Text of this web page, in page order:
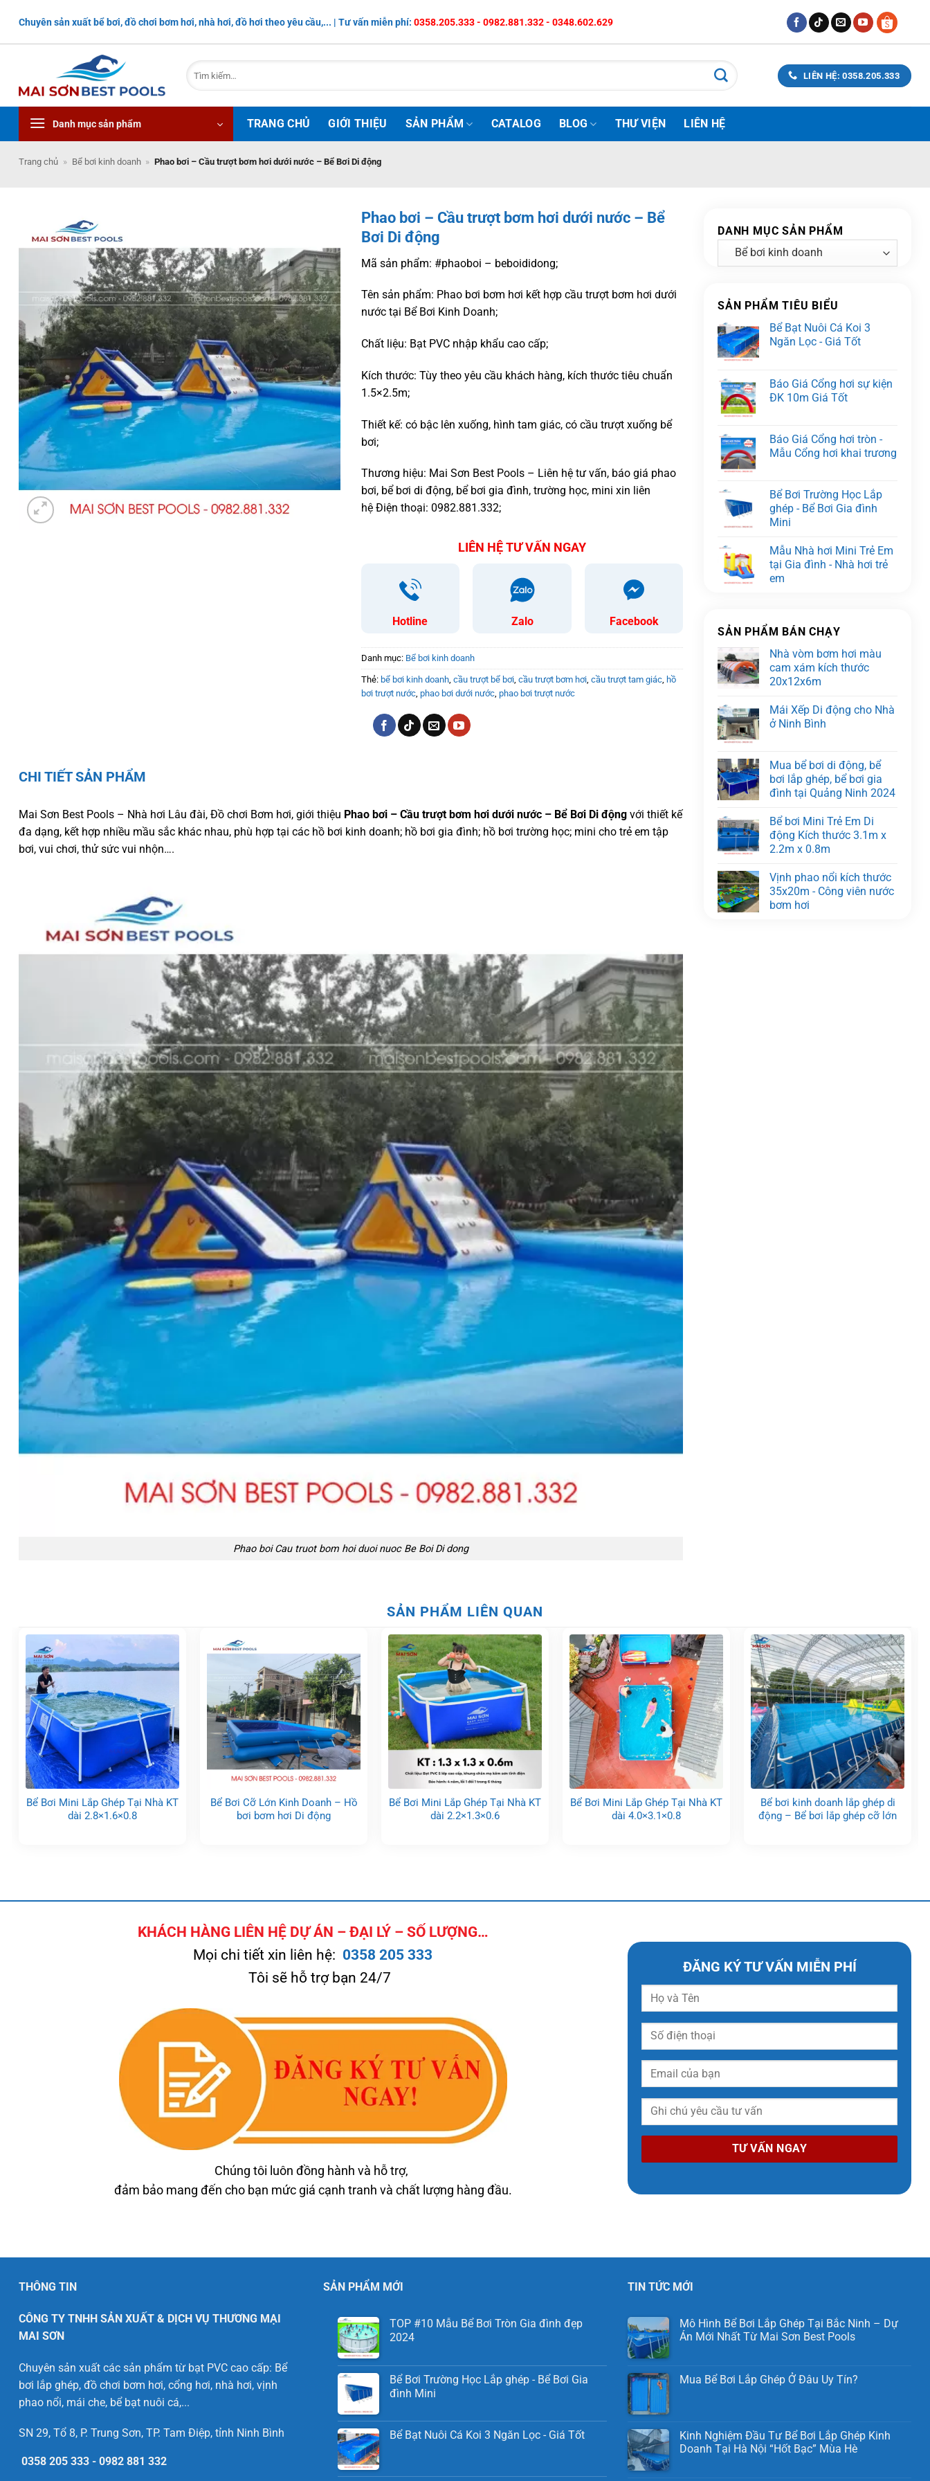
nội
Chuyên sản xuất bể bơi, đồ chơi bơm hơi, nhà hơi, đồ hơi theo yêu cầu,... | Tư vấn miễn phí: 0358.205.333 - 0982.881.332 - 0348.602.629
Tìm
kiếm:
LIÊN HỆ: 0358.205.333
Danh mục sản phẩm TRANG CHỦ GIỚI THIỆU SẢN PHẨM CATALOG BLOG THƯ VIỆN LIÊN HỆ
Trang chủ » Bể bơi kinh doanh » Phao bơi – Cầu trượt bơm hơi dưới nước – Bể Bơi Di động
Phao bơi – Cầu trượt bơm hơi dưới nước – Bể
Bơi Di động
Mã sản phẩm: #phaoboi – beboididong;
Tên sản phẩm: Phao bơi bơm hơi kết hợp cầu trượt bơm hơi dưới
nước tại Bể Bơi Kinh Doanh;
Chất liệu: Bạt PVC nhập khẩu cao cấp;
Kích thước: Tùy theo yêu cầu khách hàng, kích thước tiêu chuẩn
1.5×2.5m;
Thiết kế: có bậc lên xuống, hình tam giác, có cầu trượt xuống bể
bơi;
Thương hiệu: Mai Sơn Best Pools – Liên hệ tư vấn, báo giá phao
bơi, bể bơi di động, bể bơi gia đình, trường học, mini xin liên
hệ Điện thoại: 0982.881.332;
LIÊN HỆ TƯ VẤN NGAY
Hotline Zalo Facebook
Danh mục: Bể bơi kinh doanh
Thẻ: bể bơi kinh doanh, cầu trượt bể bơi, cầu trượt bơm hơi, cầu trượt tam giác, hồ
bơi trượt nước, phao bơi dưới nước, phao bơi trượt nước
CHI TIẾT SẢN PHẨM
Mai Sơn Best Pools – Nhà hơi Lâu đài, Đồ chơi Bơm hơi, giới thiệu Phao bơi – Cầu trượt bơm hơi dưới nước – Bể Bơi Di động với thiết kế
đa dạng, kết hợp nhiều mầu sắc khác nhau, phù hợp tại các hồ bơi kinh doanh; hồ bơi gia đình; hồ bơi trường học; mini cho trẻ em tập
bơi, vui chơi, thử sức vui nhộn….
Phao boi Cau truot bom hoi duoi nuoc Be Boi Di dong
DANH MỤC SẢN PHẨM
SẢN PHẨM TIÊU BIỂU
Bể Bạt Nuôi Cá Koi 3
Ngăn Lọc - Giá Tốt
Báo Giá Cổng hơi sự kiện
ĐK 10m Giá Tốt
Báo Giá Cổng hơi tròn -
Mẫu Cổng hơi khai trương
Bể Bơi Trường Học Lắp
ghép - Bể Bơi Gia đình
Mini
Mẫu Nhà hơi Mini Trẻ Em
tại Gia đình - Nhà hơi trẻ
em
SẢN PHẨM BÁN CHẠY
Nhà vòm bơm hơi màu
cam xám kích thước
20x12x6m
Mái Xếp Di động cho Nhà
ở Ninh Bình
Mua bể bơi di động, bể
bơi lắp ghép, bể bơi gia
đình tại Quảng Ninh 2024
Bể bơi Mini Trẻ Em Di
động Kích thước 3.1m x
2.2m x 0.8m
Vịnh phao nổi kích thước
35x20m - Công viên nước
bơm hơi
SẢN PHẨM LIÊN QUAN
Bể Bơi Mini Lắp Ghép Tại Nhà KT
dài 2.8×1.6×0.8
Bể Bơi Cỡ Lớn Kinh Doanh – Hồ
bơi bơm hơi Di động
Bể Bơi Mini Lắp Ghép Tại Nhà KT
dài 2.2×1.3×0.6
Bể Bơi Mini Lắp Ghép Tại Nhà KT
dài 4.0×3.1×0.8
Bể bơi kinh doanh lắp ghép di
động – Bể bơi lắp ghép cỡ lớn
KHÁCH HÀNG LIÊN HỆ DỰ ÁN – ĐẠI LÝ – SỐ LƯỢNG…
Mọi chi tiết xin liên hệ: 0358 205 333
Tôi sẽ hỗ trợ bạn 24/7
Chúng tôi luôn đồng hành và hỗ trợ,
đảm bảo mang đến cho bạn mức giá cạnh tranh và chất lượng hàng đầu.
ĐĂNG KÝ TƯ VẤN MIỄN PHÍ
THÔNG TIN
CÔNG TY TNHH SẢN XUẤT & DỊCH VỤ THƯƠNG MẠI
MAI SƠN
Chuyên sản xuất các sản phẩm từ bạt PVC cao cấp: Bể
bơi lắp ghép, đồ chơi bơm hơi, cổng hơi, nhà hơi, vịnh
phao nổi, mái che, bể bạt nuôi cá,...
SN 29, Tổ 8, P. Trung Sơn, TP. Tam Điệp, tỉnh Ninh Bình
0358 205 333 - 0982 881 332
SẢN PHẨM MỚI
TOP #10 Mẫu Bể Bơi Tròn Gia đình đẹp
2024
Bể Bơi Trường Học Lắp ghép - Bể Bơi Gia
đình Mini
Bể Bạt Nuôi Cá Koi 3 Ngăn Lọc - Giá Tốt
TIN TỨC MỚI
Mô Hình Bể Bơi Lắp Ghép Tại Bắc Ninh – Dự
Án Mới Nhất Từ Mai Sơn Best Pools
Mua Bể Bơi Lắp Ghép Ở Đâu Uy Tín?
Kinh Nghiệm Đầu Tư Bể Bơi Lắp Ghép Kinh
Doanh Tại Hà Nội “Hốt Bạc” Mùa Hè